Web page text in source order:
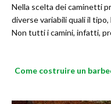
Nella scelta dei caminetti
diverse variabili quali il
Non tutti i camini, infatti,
Come costruire un